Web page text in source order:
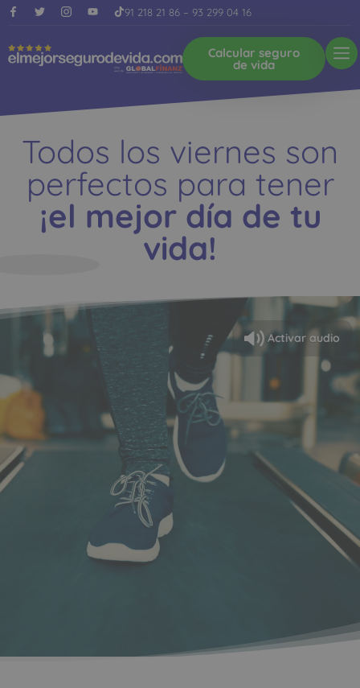
91 218 21 86 – 93 299 04 16
Calcular seguro
de vida
Todos los viernes son
perfectos para tener
¡el mejor día de tu
vida!
Activar audio